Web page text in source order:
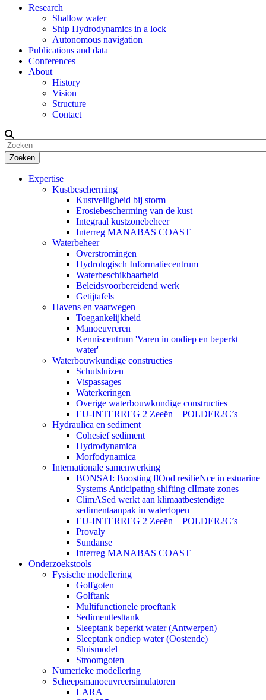
Research
Shallow water
Ship Hydrodynamics in a lock
Autonomous navigation
Publications and data
Conferences
About
History
Vision
Structure
Contact
Zoeken
Expertise
Kustbescherming
Kustveiligheid bij storm
Erosiebescherming van de kust
Integraal kustzonebeheer
Interreg MANABAS COAST
Waterbeheer
Overstromingen
Hydrologisch Informatiecentrum
Waterbeschikbaarheid
Beleidsvoorbereidend werk
Getijtafels
Havens en vaarwegen
Toegankelijkheid
Manoeuvreren
Kenniscentrum 'Varen in ondiep en beperkt
water'
Waterbouwkundige constructies
Schutsluizen
Vispassages
Waterkeringen
Overige waterbouwkundige constructies
EU-INTERREG 2 Zeeën – POLDER2C’s
Hydraulica en sediment
Cohesief sediment
Hydrodynamica
Morfodynamica
Internationale samenwerking
BONSAI: Boosting flOod resilieNce in estuarine
Systems Anticipating shifting clImate zones
ClimASed werkt aan klimaatbestendige
sedimentaanpak in waterlopen
EU-INTERREG 2 Zeeën – POLDER2C’s
Provaly
Sundanse
Interreg MANABAS COAST
Onderzoekstools
Fysische modellering
Golfgoten
Golftank
Multifunctionele proeftank
Sedimenttesttank
Sleeptank beperkt water (Antwerpen)
Sleeptank ondiep water (Oostende)
Sluismodel
Stroomgoten
Numerieke modellering
Scheepsmanoeuvreersimulatoren
LARA